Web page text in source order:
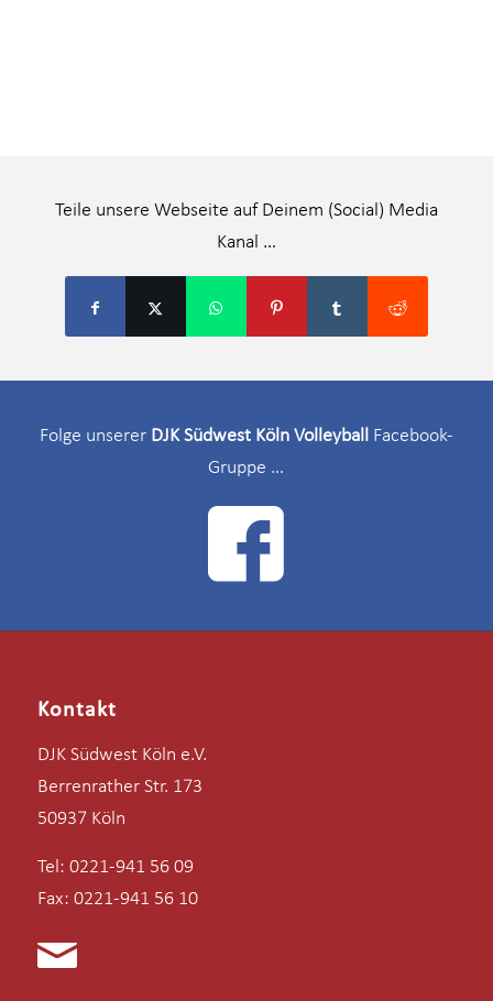
Teile unsere Webseite auf Deinem (Social) Media
Kanal …
Folge unserer DJK Südwest Köln Volleyball
Facebook-
Gruppe …
Kontakt
DJK Südwest Köln e.V.
Berrenrather Str. 173
50937 Köln
Tel: 0221-941 56 09
Fax: 0221-941 56 10